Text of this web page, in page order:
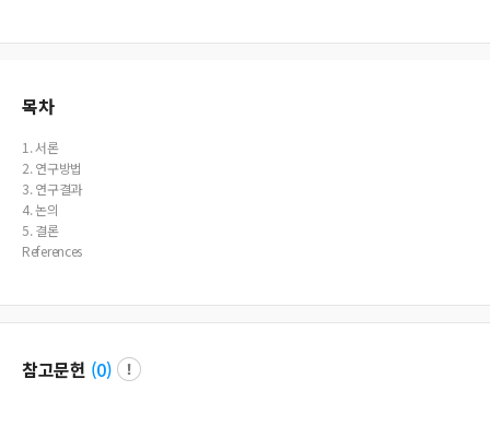
목차
1. 서론
2. 연구방법
3. 연구결과
4. 논의
5. 결론
References
참고문헌 (0)